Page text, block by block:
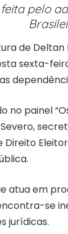
pelo
de
sexta-
no painel
Direito
atua em
se
jurídicas.